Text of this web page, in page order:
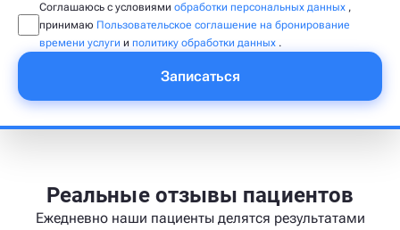
Соглашаюсь с условиями обработки персональных данных ,
принимаю Пользовательское соглашение на бронирование
времени услуги и политику обработки данных .
Записаться
Реальные отзывы пациентов
Ежедневно наши пациенты делятся результатами